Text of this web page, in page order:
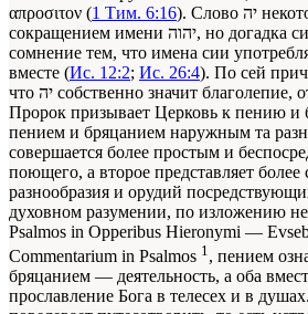
απροσιτον (1 Тим. 6:16). Слово יה некоторые почитают
сокращением имени יהוה, но догадка сия приводится в
сомнение тем, что имена сии
вместе (Ис. 12:2; Ис. 26:4). По сей
Пророк призывает Церковь к пению
пением и бряцанием наружным та
совершается более простым и
поющего, а второе представляет более
разнообразия и орудий
духовном разумении, по изложению
Psalmos in Opperibus Hieronymi — Evs
Commentarium in Psalmos 1 , пением
бряцанием — деятельность, а оба
прославление Бога в телесех и в